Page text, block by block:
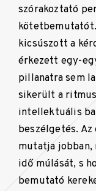
szórakoztató
kicsúszott a
érkezett egy-
pillanatra sem
sikerült a
intellektuális
beszélgetés.
mutatja
idő múlását, s
bemutató